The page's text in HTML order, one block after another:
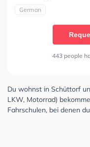
German
443 people
Du wohnst in Schüttorf
LKW, Motorrad)
Fahrschulen, bei denen